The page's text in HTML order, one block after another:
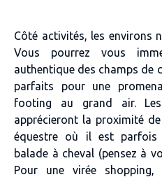
Côté activités, les environs
Vous pourrez vous
authentique des champs de
parfaits pour une
footing au grand air. Les
apprécieront la proximité
équestre où il est parfois
balade à cheval (pensez à
Pour une virée shopping,